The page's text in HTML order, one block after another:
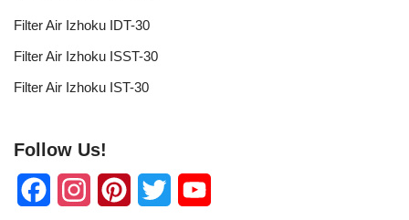
Filter Air Izhoku IDT-30
Filter Air Izhoku ISST-30
Filter Air Izhoku IST-30
Follow Us!